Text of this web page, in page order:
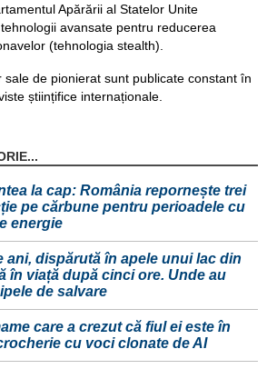
Apărării al Statelor Unite
avansate pentru reducerea
(tehnologia stealth).
sale de pionierat sunt publicate constant în
științifice internaționale.
la cap: România repornește trei
pe cărbune pentru perioadele cu
energie
ani, dispărută în apele unui lac din
în viață după cinci ore. Unde au
de salvare
care a crezut că fiul ei este în
cu voci clonate de AI